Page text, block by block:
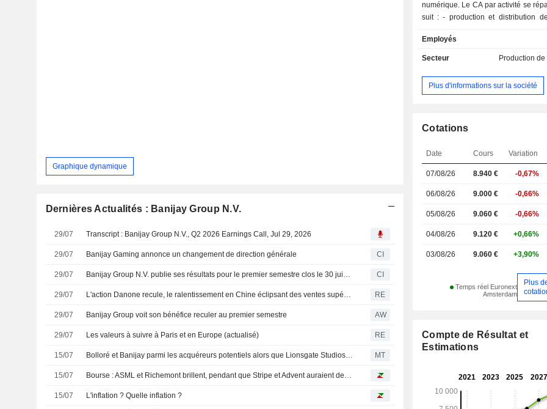
Graphique dynamique
Dernières Actualités : Banijay Group N.V.
29/07 Transcript : Banijay Group N.V., Q2 2026 Earnings Call, Jul 29, 2026
29/07 Banijay Gaming annonce un changement de direction générale CI
29/07 Banijay Group N.V. publie ses résultats pour le premier semestre clos le 30 juin 2026 CI
29/07 L'action Danone recule, le ralentissement en Chine éclipsant des ventes supérieures aux attentes au deuxième trimestre RE
29/07 Banijay Group voit son bénéfice reculer au premier semestre AW
29/07 Les valeurs à suivre à Paris et en Europe (actualisé) RE
15/07 Bolloré et Banijay parmi les acquéreurs potentiels alors que Lionsgate Studios envisage une vente MT
15/07 Bourse : ASML et Richemont brillent, pendant que Stripe et Advent auraient des vues sur PayPal
15/07 L'inflation ? Quelle inflation ?
numérique. Le CA par activité se
suit : - production et distribution de contenus
propose des expériences en
Live) ; - exploitation de plateformes de paris
paris sportifs, jeux de casino, poker, etc.
Group N.V. opère sur diverses
reste du monde.
Employés
Secteur Production
Plus d'informations sur la société
Cotations
Date Cours Variation
07/08/26 8.940€ -0,67%
06/08/26 9.000 € -0,66%
05/08/26 9.060 € -0,66%
04/08/26 9.120 € +0,66%
03/08/26 9.060 € +3,90%
Temps réel Euronext
Amsterdam
Plus
Compte de Résultat et
Estimations